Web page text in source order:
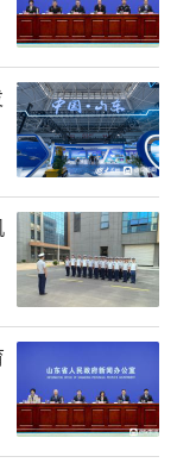
11座城市，
万平米，
超181亿元，